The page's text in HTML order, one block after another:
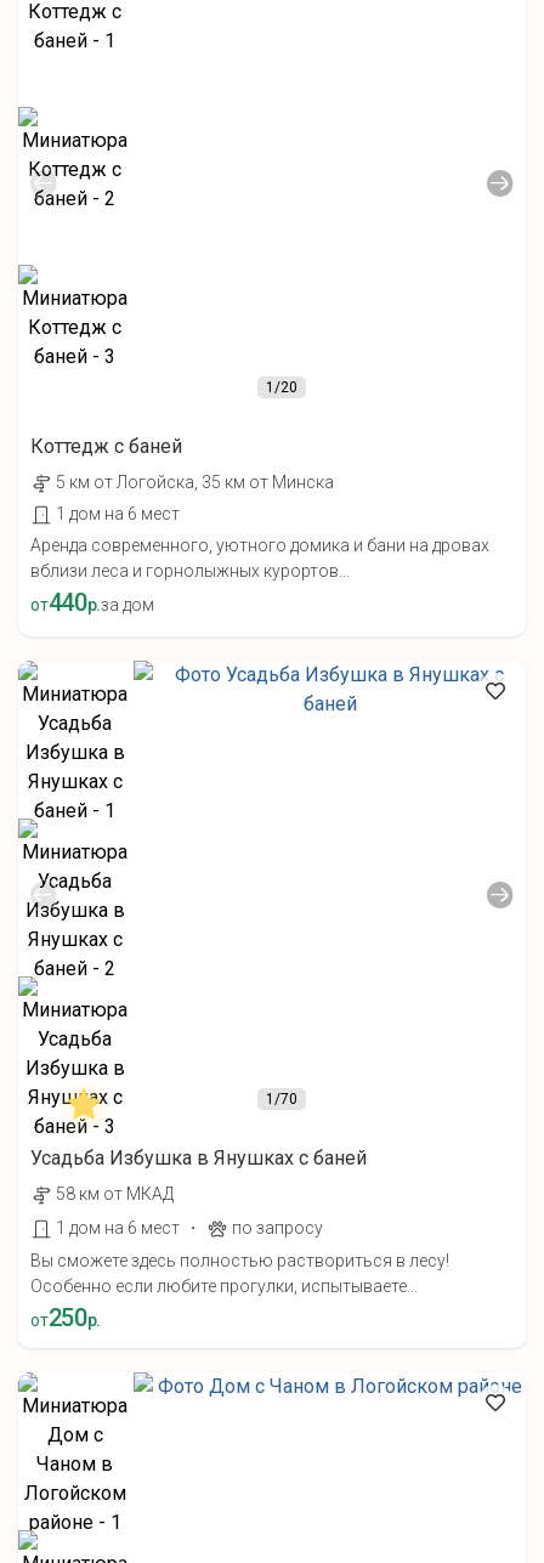
1/20
Коттедж с баней
5 км от Лoгойcка, 35 км от Минска
1 дом на 6 мест
Аренда современного, уютного домика и бани на дровах
вблизи леса и горнолыжных курортов...
от440р.за дом
1/70
Усадьба Избушка в Янушках с баней
58 км от МКАД
1 дом на 6 мест
·
по запросу
Вы сможете здесь полностью раствориться в лесу!
Особенно если любите прогулки, испытываете...
от250р.